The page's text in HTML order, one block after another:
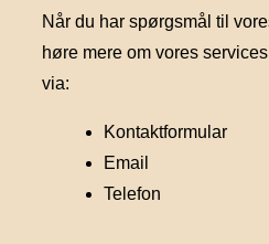
Når du har spørgsmål til
høre mere om vores
via:
Kontaktformular
Email
Telefon